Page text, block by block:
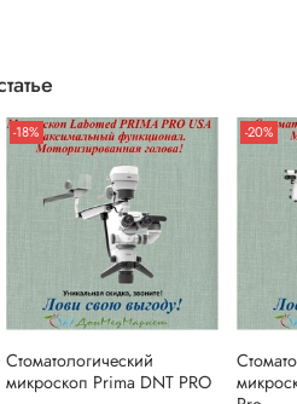
-18%
Стоматологический
микроскоп Prima DNT PRO
-20%